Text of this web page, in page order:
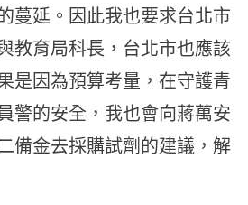
蔓延。因此我也要求台北市
教育局科長，台北市也應該
是因為預算考量，在守護青
警的安全，我也會向蔣萬安
備金去採購試劑的建議，解